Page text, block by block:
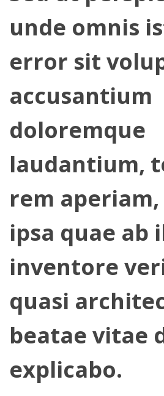
unde omnis
error sit
accusantium
doloremque
laudantium,
rem
ipsa quae ab
inventore
quasi
beatae vitae
explicabo.